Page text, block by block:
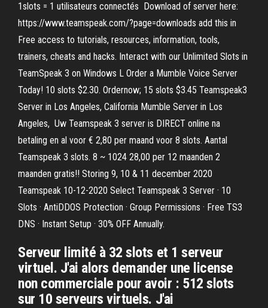
1slots = 1 utilisateurs connectés Download of server here:
https://www.teamspeak.com/?page=downloads add this in
Free access to tutorials, resources, information, tools,
trainers, cheats and hacks. Interact with our Unlimited Slots in
TeamSpeak 3 on Windows L Order a Mumble Voice Server
Today! 10 slots $2.30. Ordernow; 15 slots $3.45 Teamspeak3
Server in Los Angeles, California Mumble Server in Los
Angeles, Uw Teamspeak 3 server is DIRECT online na
betaling en al voor € 2,80 per maand voor 8 slots. Aantal
Teamspeak 3 slots. 8 ~ 1024 28,00 per 12 maanden 2
maanden gratis!! Storing 9, 10 & 11 december 2020
Teamspeak 10-12-2020 Select Teamspeak 3 Server · 10
Slots · AntiDDOS Protection · Group Permissions · Free TS3
DNS · Instant Setup · 30% OFF Annually.
Serveur limité à 32 slots et 1 serveur
virtuel. J'ai alors demander une license
non commerciale pour avoir : 512 slots
sur 10 serveurs virtuels. J'ai